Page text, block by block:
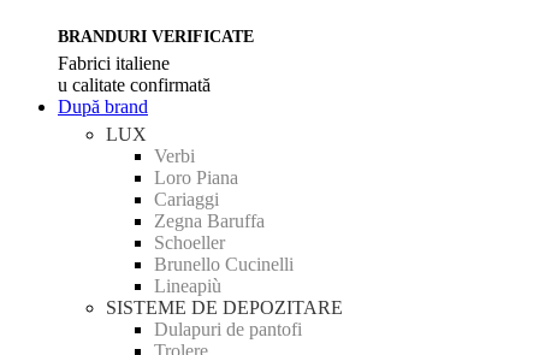
BRANDURI VERIFICATE
Fabrici italiene
u calitate confirmată
După brand
LUX
Verbi
Loro Piana
Cariaggi
Zegna Baruffa
Schoeller
Brunello Cucinelli
Lineapiù
SISTEME DE DEPOZITARE
Dulapuri de pantofi